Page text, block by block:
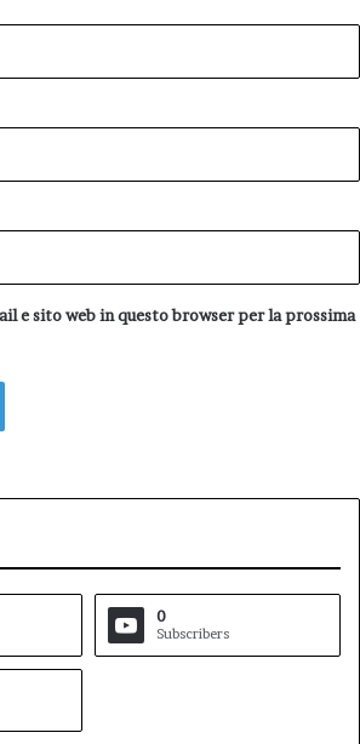
e sito web in questo browser per la prossima
0
Subscribers